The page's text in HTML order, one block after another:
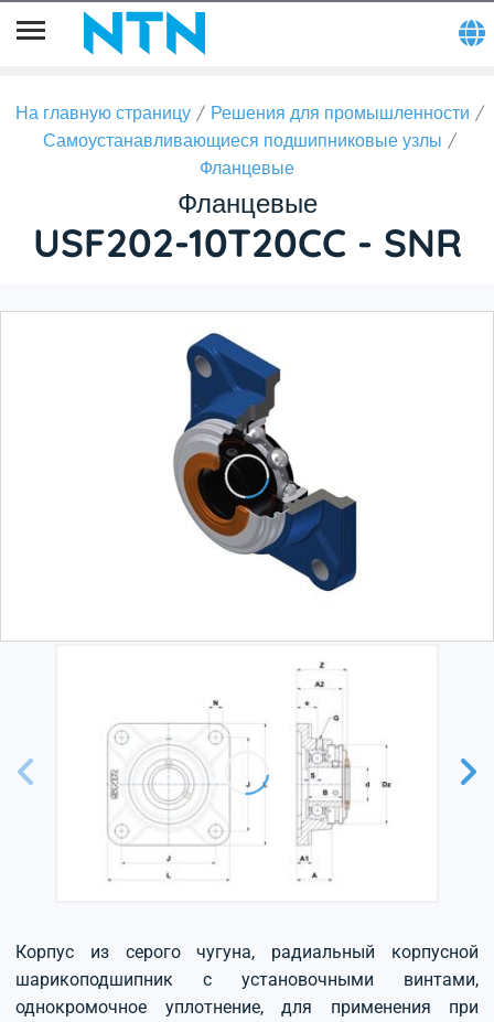
На главную страницу
Решения для промышленности
Самоустанавливающиеся подшипниковые узлы
Фланцевые
Фланцевые
USF202-10T20CC - SNR
Корпус из серого чугуна, радиальный корпусной
шарикоподшипник с установочными винтами,
однокромочное уплотнение, для применения при